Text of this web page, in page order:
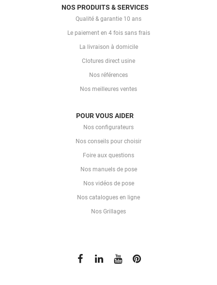
NOS PRODUITS & SERVICES
Qualité & garantie 10 ans
Le paiement en 4 fois sans frais
La livraison à domicile
Clotures direct usine
Nos références
Nos meilleures ventes
POUR VOUS AIDER
Nos configurateurs
Nos conseils pour choisir
Foire aux questions
Nos manuels de pose
Nos vidéos de pose
Nos catalogues en ligne
Nos Grillages